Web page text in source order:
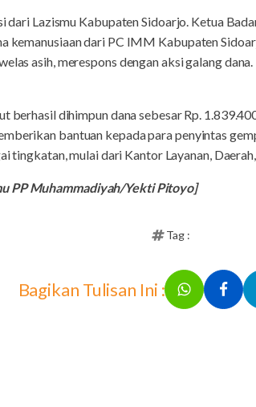
dari Lazismu Kabupaten Sidoarjo. Ketua
kemanusiaan dari PC IMM Kabupaten
asih, merespons dengan aksi galang
berhasil dihimpun dana sebesar Rp.
bantuan kepada para penyintas
tingkatan, mulai dari Kantor Layanan,
PP Muhammadiyah/Yekti Pitoyo]
Tag :
Bagikan Tulisan Ini :